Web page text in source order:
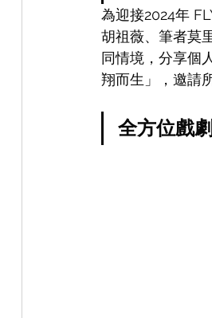
為迎接2024年
胡祖薇、筆者莫
同情境，分享個
翔而生」，邀請
全方位戲